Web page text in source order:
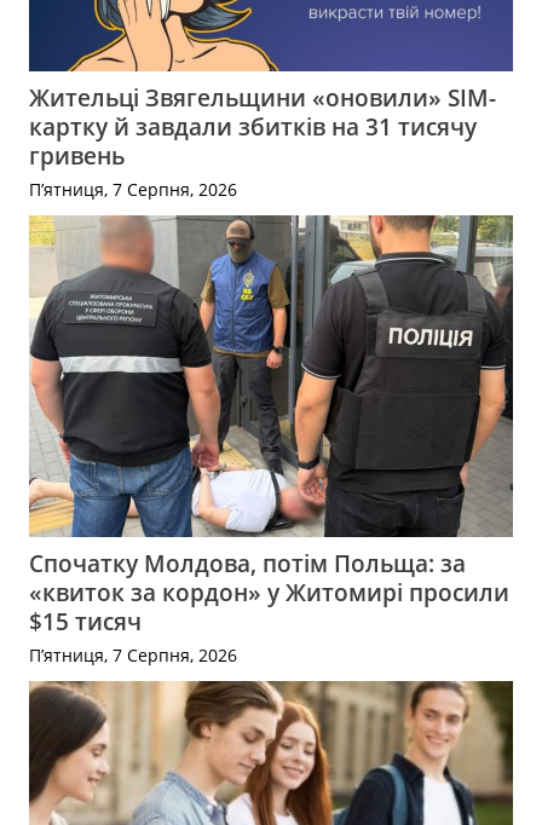
Жительці Звягельщини «оновили» SIM-
картку й завдали збитків на 31 тисячу
гривень
П’ятниця, 7 Серпня, 2026
Спочатку Молдова, потім Польща: за
«квиток за кордон» у Житомирі просили
$15 тисяч
П’ятниця, 7 Серпня, 2026